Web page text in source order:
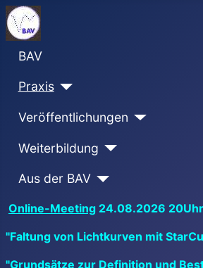
BAV
Praxis
Veröffentlichungen
Weiterbildung
Aus der BAV
Online-Meeting 24.08.2026 20Uhr
"Faltung von Lichtkurven mit
"Grundsätze zur Definition und